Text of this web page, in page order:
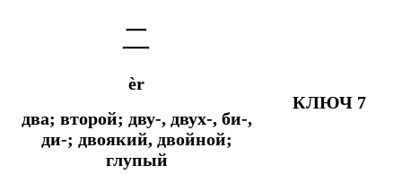
二
èr
два; второй; дву-, двух-, би-,
ди-; двоякий, двойной;
глупый
КЛЮЧ 7